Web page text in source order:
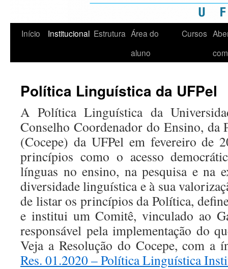
Início Institucional Estrutura Área do
aluno
Cursos
Política Linguística da UFPel
A Política Linguística da
Conselho Coordenador do Ensino, da
(Cocepe) da UFPel em fevereiro de
princípios como o acesso
línguas no ensino, na pesquisa e na
diversidade linguística e à sua
de listar os princípios da Política,
e institui um Comitê, vinculado ao
responsável pela implementação do
Veja a Resolução do Cocepe, com a
Res. 01.2020 – Política Linguística